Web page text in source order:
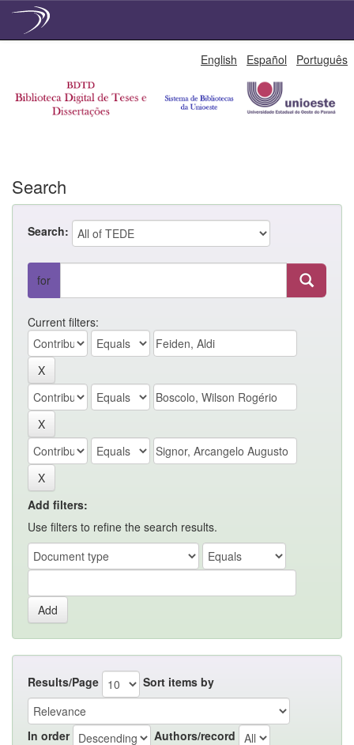
English Español Português
Search
Search:
for
Current filters:
Add filters:
Use filters to refine the search results.
Results/Page Sort items by
In order Authors/record